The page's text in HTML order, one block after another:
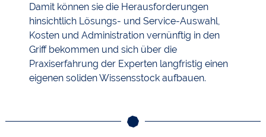
Damit können sie die Herausforderungen
hinsichtlich Lösungs- und Service-Auswahl,
Kosten und Administration vernünftig in den
Griff bekommen und sich über die
Praxiserfahrung der Experten langfristig einen
eigenen soliden Wissensstock aufbauen.